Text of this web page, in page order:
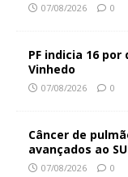
07/08/2026 0
PF indicia 16
Vinhedo
07/08/2026 0
Câncer de
avançados ao
07/08/2026 0